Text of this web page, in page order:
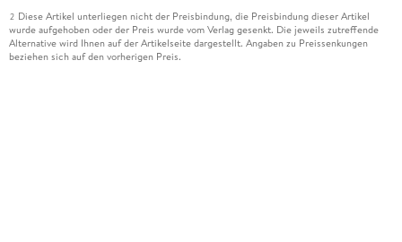
2 Diese Artikel unterliegen nicht der Preisbindung, die Preisbindung dieser Artikel
wurde aufgehoben oder der Preis wurde vom Verlag gesenkt. Die jeweils zutreffende
Alternative wird Ihnen auf der Artikelseite dargestellt. Angaben zu Preissenkungen
beziehen sich auf den vorherigen Preis.